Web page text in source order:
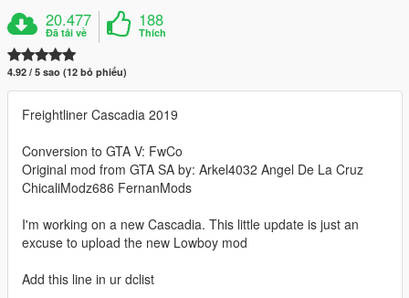
20.477
Đã tải về
188
Thích
4.92 / 5 sao (12 bỏ phiếu)
Freightliner Cascadia 2019
Conversion to GTA V: FwCo
Original mod from GTA SA by: Arkel4032 Angel De La Cruz
ChicaliModz686 FernanMods
I'm working on a new Cascadia. This little update is just an
excuse to upload the new Lowboy mod
Add this line in ur dclist